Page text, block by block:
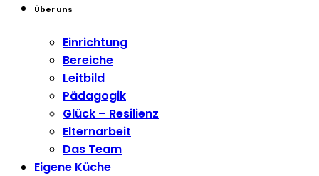
Über uns
Einrichtung
Bereiche
Leitbild
Pädagogik
Glück – Resilienz
Elternarbeit
Das Team
Eigene Küche